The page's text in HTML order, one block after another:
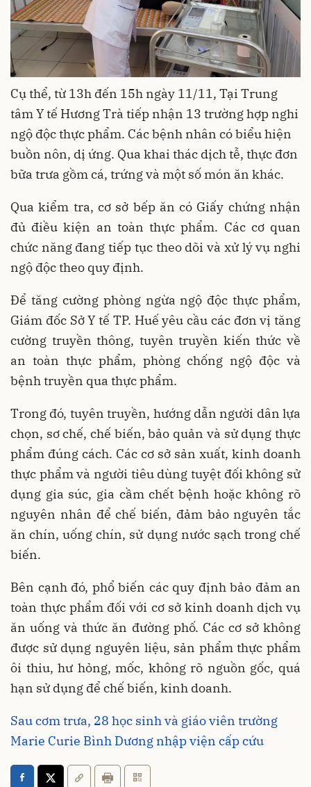
Cụ thể, từ 13h đến 15h ngày 11/11, Tại Trung
tâm Y tế Hương Trà tiếp nhận 13 trường hợp nghi
ngộ độc thực phẩm. Các bệnh nhân có biểu hiện
buồn nôn, dị ứng. Qua khai thác dịch tễ, thực đơn
bữa trưa gồm cá, trứng và một số món ăn khác.
Qua kiểm tra, cơ sở bếp ăn có Giấy chứng nhận
đủ điều kiện an toàn thực phẩm. Các cơ quan
chức năng đang tiếp tục theo dõi và xử lý vụ nghi
ngộ độc theo quy định.
Để tăng cường phòng ngừa ngộ độc thực phẩm,
Giám đốc Sở Y tế TP. Huế yêu cầu các đơn vị tăng
cường truyền thông, tuyên truyền kiến thức về
an toàn thực phẩm, phòng chống ngộ độc và
bệnh truyền qua thực phẩm.
Trong đó, tuyên truyền, hướng dẫn người dân lựa
chọn, sơ chế, chế biến, bảo quản và sử dụng thực
phẩm đúng cách. Các cơ sở sản xuất, kinh doanh
thực phẩm và người tiêu dùng tuyệt đối không sử
dụng gia súc, gia cầm chết bệnh hoặc không rõ
nguyên nhân để chế biến, đảm bảo nguyên tắc
ăn chín, uống chín, sử dụng nước sạch trong chế
biến.
Bên cạnh đó, phổ biến các quy định bảo đảm an
toàn thực phẩm đối với cơ sở kinh doanh dịch vụ
ăn uống và thức ăn đường phố. Các cơ sở không
được sử dụng nguyên liệu, sản phẩm thực phẩm
ôi thiu, hư hỏng, mốc, không rõ nguồn gốc, quá
hạn sử dụng để chế biến, kinh doanh.
Sau cơm trưa, 28 học sinh và giáo viên trường
Marie Curie Bình Dương nhập viện cấp cứu